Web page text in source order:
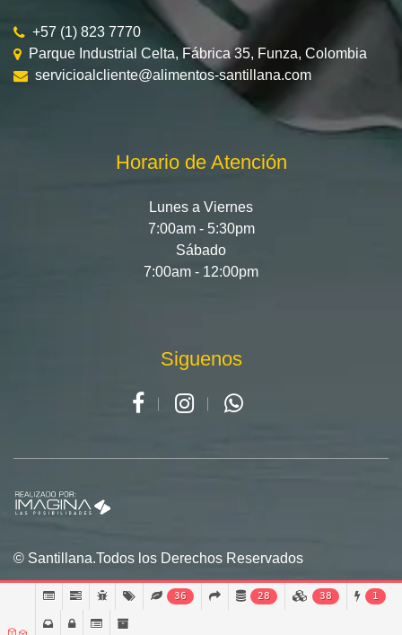
+57 (1) 823 7770
Parque Industrial Celta, Fábrica 35, Funza, Colombia
servicioalcliente@alimentos-santillana.com
Horario de Atención
Lunes a Viernes
7:00am - 5:30pm
Sábado
7:00am - 12:00pm
Siguenos
© Santillana.Todos los Derechos Reservados
36 28 38 1